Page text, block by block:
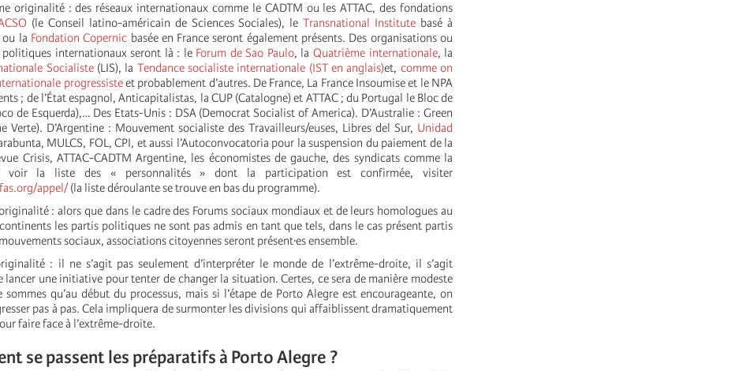
originalité : des réseaux internationaux comme le CADTM ou les ATTAC, des fondations
(le Conseil latino-américain de Sciences Sociales), leTransnational Institute basé à
ou la Fondation Copernic basée en France seront également présents. Des organisations ou
politiques internationaux seront là : le Forum de Sao Paulo, la Quatrième internationale, la
Socialiste(LIS), la Tendance socialiste internationale (IST en anglais)et, comme on
progressisteet probablement d’autres. De France, La France Insoumise et le NPA
; de l’État espagnol, Anticapitalistas, la CUP (Catalogne) et ATTAC ; du Portugal le Bloc de
de Esquerda),… Des Etats-Unis : DSA (Democrat Socialist of America). D’Australie : Green
Verte). D’Argentine : Mouvement socialiste des Travailleurs/euses, Libres del Sur, Unidad
MULCS, FOL, CPI, et aussi l’Autoconvocatoria pour la suspension du paiement de la
Crisis, ATTAC-CADTM Argentine, les économistes de gauche, des syndicats comme la
voir la liste des « personnalités » dont la participation est confirmée, visiter
appel/ (la liste déroulante se trouve en bas du programme).
: alors que dans le cadre des Forums sociaux mondiaux et de leurs homologues au
les partis politiques ne sont pas admis en tant que tels, dans le cas présent partis
sociaux, associations citoyennes seront présent·es ensemble.
: il ne s’agit pas seulement d’interpréter le monde de l’extrême-droite, il s’agit
lancer une initiative pour tenter de changer la situation. Certes, ce sera de manière modeste
sommes qu’au début du processus, mais si l’étape de Porto Alegre est encourageante, on
pas à pas. Cela impliquera de surmonter les divisions qui affaiblissent dramatiquement
faire face à l’extrême-droite.
se passent les préparatifs à Porto Alegre ?